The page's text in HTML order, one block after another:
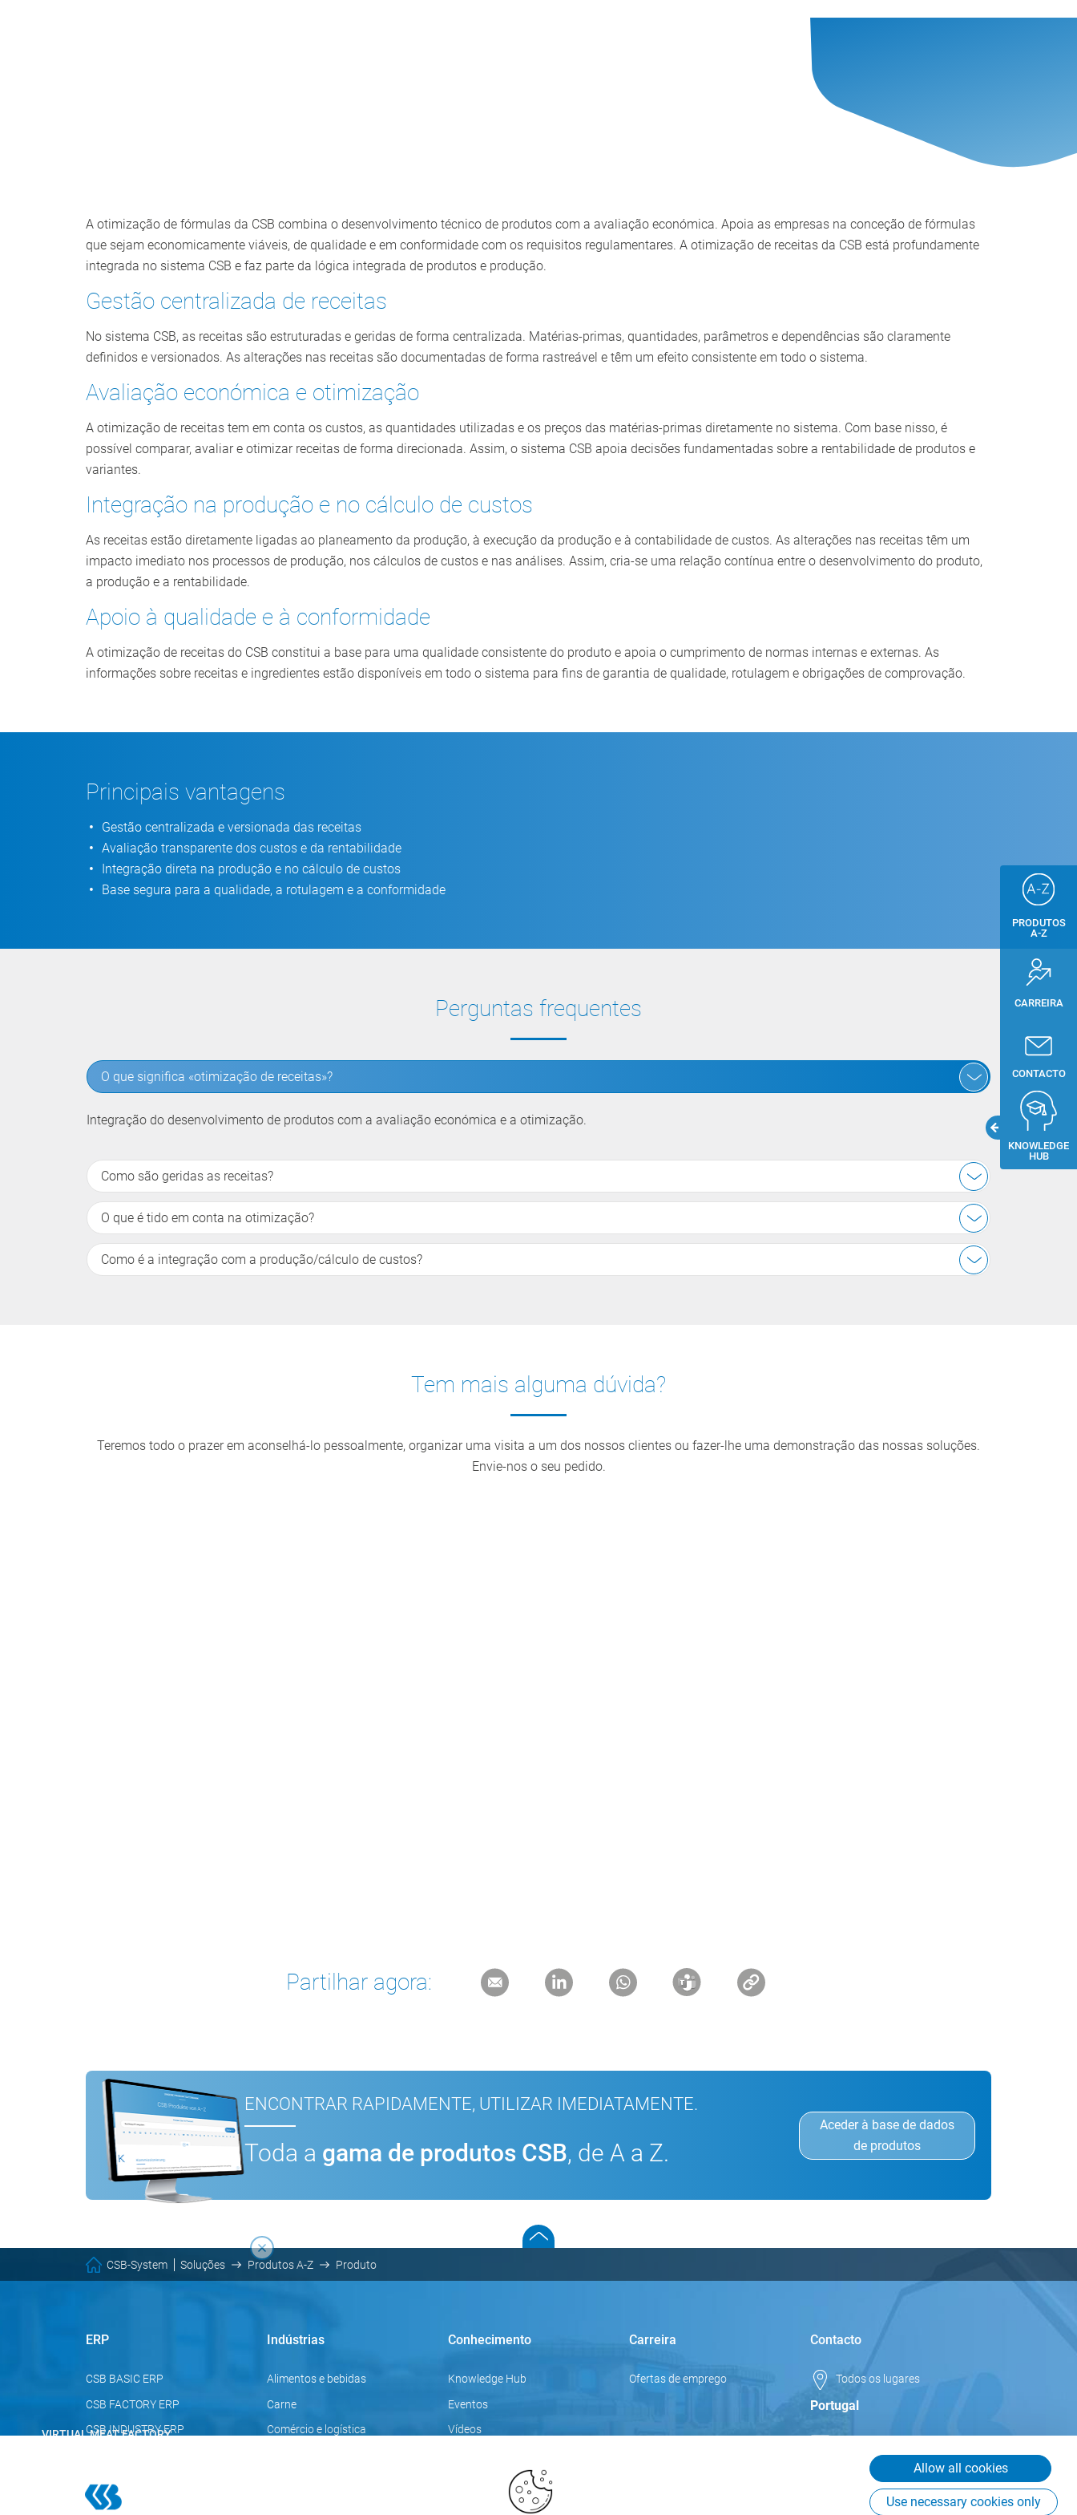
Allow all cookies
Use necessary cookies only
A otimização de fórmulas da CSB combina o desenvolvimento técnico de produtos com a avaliação económica. Apoia as empresas na conceção de fórmulas
que sejam economicamente viáveis, de qualidade e em conformidade com os requisitos regulamentares. A otimização de receitas da CSB está profundamente
integrada no sistema CSB e faz parte da lógica integrada de produtos e produção.
Gestão centralizada de receitas
No sistema CSB, as receitas são estruturadas e geridas de forma centralizada. Matérias-primas, quantidades, parâmetros e dependências são claramente
definidos e versionados. As alterações nas receitas são documentadas de forma rastreável e têm um efeito consistente em todo o sistema.
Avaliação económica e otimização
A otimização de receitas tem em conta os custos, as quantidades utilizadas e os preços das matérias-primas diretamente no sistema. Com base nisso, é
possível comparar, avaliar e otimizar receitas de forma direcionada. Assim, o sistema CSB apoia decisões fundamentadas sobre a rentabilidade de produtos e
variantes.
Integração na produção e no cálculo de custos
As receitas estão diretamente ligadas ao planeamento da produção, à execução da produção e à contabilidade de custos. As alterações nas receitas têm um
impacto imediato nos processos de produção, nos cálculos de custos e nas análises. Assim, cria-se uma relação contínua entre o desenvolvimento do produto,
a produção e a rentabilidade.
Apoio à qualidade e à conformidade
A otimização de receitas do CSB constitui a base para uma qualidade consistente do produto e apoia o cumprimento de normas internas e externas. As
informações sobre receitas e ingredientes estão disponíveis em todo o sistema para fins de garantia de qualidade, rotulagem e obrigações de comprovação.
Principais vantagens
Gestão centralizada e versionada das receitas
Avaliação transparente dos custos e da rentabilidade
Integração direta na produção e no cálculo de custos
Base segura para a qualidade, a rotulagem e a conformidade
Perguntas frequentes
O que significa «otimização de receitas»?
Integração do desenvolvimento de produtos com a avaliação económica e a otimização.
Como são geridas as receitas?
O que é tido em conta na otimização?
Como é a integração com a produção/cálculo de custos?
Tem mais alguma dúvida?
Teremos todo o prazer em aconselhá-lo pessoalmente, organizar uma visita a um dos nossos clientes ou fazer-lhe uma demonstração das nossas soluções.
Envie-nos o seu pedido.
Partilhar agora:
ENCONTRAR RAPIDAMENTE, UTILIZAR IMEDIATAMENTE.
Toda a gama de produtos CSB, de A a Z.
Aceder à base de dados
de produtos
PRODUTOS
A-Z
CARREIRA
CONTACTO
KNOWLEDGE
HUB
CSB-System Soluções Produtos A-Z Produto
ERP
CSB BASIC ERP
CSB FACTORY ERP
CSB INDUSTRY ERP
Indústrias
Alimentos e bebidas
Carne
Comércio e logística
Conhecimento
Knowledge Hub
Eventos
Vídeos
Carreira
Ofertas de emprego
Contacto
Todos os lugares
Portugal
+351 252 166 942
CSB-System S.r.l. Sucursal em
Portugal
VIRTUAL MEAT FACTORY
Processos de
melhores práticas